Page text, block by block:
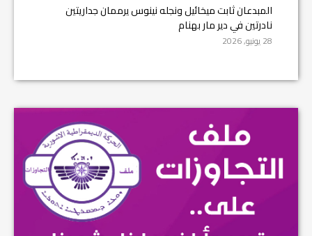
المبدعان ثابت ميخائيل ونجله نينوس يرممان جداريتين
نادرتين في دير مار بهنام
28 يونيو, 2026